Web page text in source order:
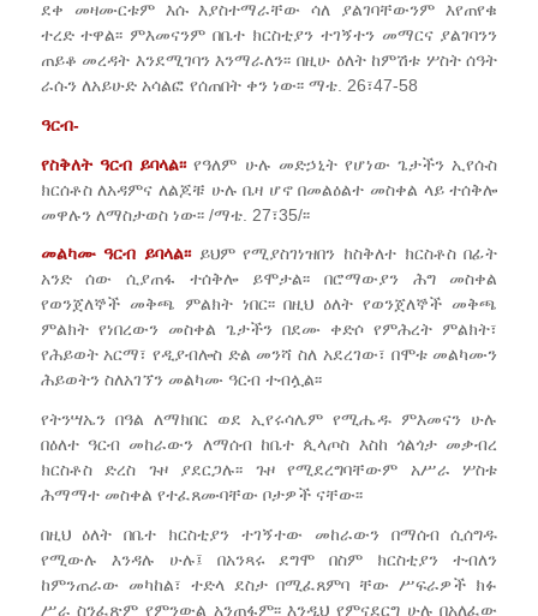
ደቀ መዛሙርቱም እሱ እያስተማራቸው ሳለ ያልገባቸውንም እየጠየቁ
ተረድ ተዋል፡፡ ምእመናንም በቤተ ክርስቲያን ተገኝተን መማርና ያልገባንን
ጠይቆ መረዳት እንደሚገባን እንማራለን፡፡ በዚሁ ዕለት ከምሽቱ ሦስት ሰዓት
ራሱን ለአይሁድ አሳልፎ የሰጠበት ቀን ነው፡፡ ማቴ. 26፣47-58
ዓርብ-
የስቅለት ዓርብ ይባላል፡፡የዓለም ሁሉ መድኃኒት የሆነው ጌታችን ኢየሱስ
ክርሰቶስ ለአዳምና ለልጆቹ ሁሉ ቤዛ ሆኖ በመልዕልተ መስቀል ላይ ተሰቅሎ
መዋሉን ለማስታወስ ነው፡፡ /ማቴ. 27፣35/፡፡
መልካሙ ዓርብ ይባላል፡፡ ይህም የሚያስገነዝበን ከስቅለተ ክርስቶስ በፊት
አንድ ሰው ሲያጠፋ ተሰቅሎ ይሞታል፡፡ በሮማውያን ሕግ መስቀል
የወንጀለኞች መቅጫ ምልክት ነበር፡፡ በዚህ ዕለት የወንጀለኞች መቅጫ
ምልክት የነበረውን መስቀል ጌታችን በደሙ ቀድሶ የምሕረት ምልክት፣
የሕይወት አርማ፣ የዲያብሎስ ድል መንሻ ስለ አደረገው፣ በሞቱ መልካሙን
ሕይወትን ስለአገኘን መልካሙ ዓርብ ተብሏል፡፡
የትንሣኤን በዓል ለማክበር ወደ ኢየሩሳሌም የሚሔዱ ምእመናን ሁሉ
በዕለተ ዓርብ መከራውን ለማሰብ ከቤተ ጲላጦስ እስከ ጎልጎታ መቃብረ
ክርስቶስ ድረስ ጉዞ ያደርጋሉ፡፡ ጉዞ የሚደረግባቸውም አሥራ ሦስቱ
ሕማማተ መስቀል የተፈጸሙባቸው ቦታዎች ናቸው፡፡
በዚህ ዕለት በቤተ ክርስቲያን ተገኝተው መከራውን በማሰብ ሲሰግዱ
የሚውሉ እንዳሉ ሁሉ፤ በአንጻሩ ደግሞ በስም ክርስቲያን ተብለን
ከምንጠራው መካከል፣ ተድላ ደስታ በሚፈጸምባ ቸው ሥፍራዎች ክፉ
ሥራ ስንፈጽም የምንውል አንጠፋም፡፡ እንዲህ የምናደርግ ሁሉ በአለፈው